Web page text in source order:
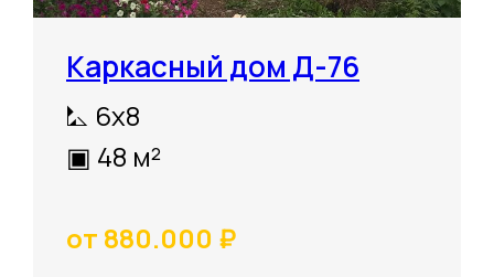
Каркасный дом Д-76
⛡ 6х8
▣ 48 м²
от 880.000 ₽